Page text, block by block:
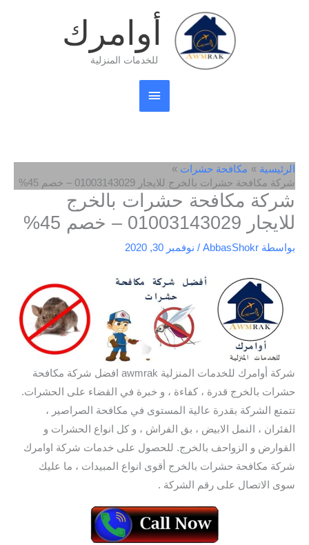
أوامرك
للخدمات المنزلية
القائمة
الرئيسية
الرئيسية
مكافحة حشرات
شركة مكافحة حشرات بالخرج للايجار 01003143029 – خصم 45%
شركة مكافحة حشرات بالخرج
للايجار 01003143029 – خصم 45%
بواسطة AbbasShokr
/ نوفمبر 30, 2020
شركة أوامرك للخدمات المنزلية awmrak افضل شركة مكافحة
حشرات بالخرج قدرة ، كفاءة ، و خبرة في القضاء على الحشرات.
تتمتع الشركة بقدرة عالية المستوى في مكافحة الصراصير ،
الفئران ، النمل الابيض ، بق الفراش ، و كل انواع الحشرات و
القوارض و الزواحف بالخرج. للحصول على خدمات شركة اوامرك
شركة مكافحة حشرات بالخرج أقوى انواع المبيدات ، ما عليك
سوى الاتصال على رقم الشركة .